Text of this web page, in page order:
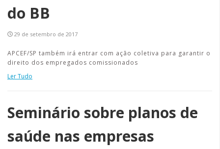
do BB
29 de setembro de 2017
APCEF/SP também irá entrar com ação coletiva para garantir o
direito dos empregados comissionados
Ler Tudo
Seminário sobre planos de
saúde nas empresas